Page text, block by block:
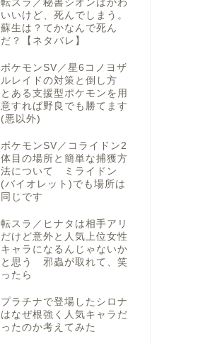
転スラ／秘書シオンはかわ
いいけど、死んでしまう。
蘇生は？てかなんで死ん
だ？【ネタバレ】
ポケモンSV／星6コノヨザ
ルレイドの対策と倒し方
とある支援型ポケモンを用
意すれば野良でも勝てます
(悪以外)
ポケモンSV／コライドン2
体目の場所と簡単な捕獲方
法について ミライドン
(バイオレット)でも場所は
同じです
転スラ／ヒナタは相手アリ
だけど意外と人気上位女性
キャラになるんじゃないか
と思う 邪蟲が取れて、笑
ったら
プラチナで登場したシロナ
はなぜ根強く人気キャラだ
ったのか考えてみた